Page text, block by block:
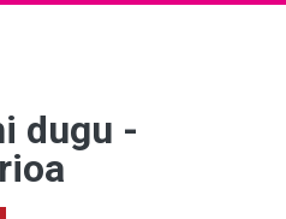
dugu -